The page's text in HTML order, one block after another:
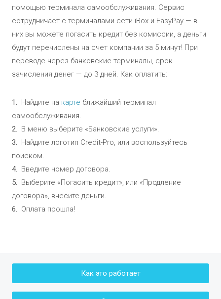
помощью терминала самообслуживания. Сервис
сотрудничает с терминалами сети iBox и EasyPay — в
них вы можете погасить кредит без комиссии, а деньги
будут перечислены на счет компании за 5 минут! При
переводе через банковские терминалы, срок
зачисления денег — до 3 дней. Как оплатить:
Найдите на карте ближайший терминал
самообслуживания.
В меню выберите «Банковские услуги».
Найдите логотип Credit-Pro, или воспользуйтесь
поиском.
Введите номер договора.
Выберите «Погасить кредит», или «Продление
договора», внесите деньги.
Оплата прошла!
Как это работает